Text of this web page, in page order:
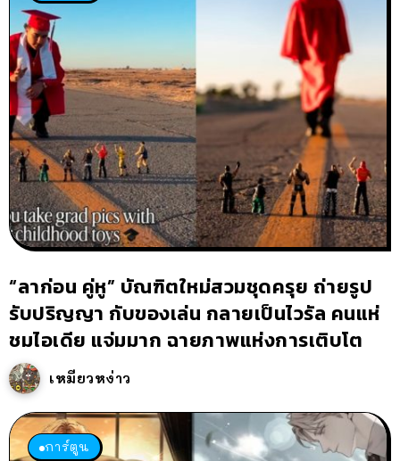
“ลาก่อน คู่หู” บัณฑิตใหม่สวมชุดครุย ถ่ายรูป
รับปริญญา กับของเล่น กลายเป็นไวรัล คนแห่
ชมไอเดีย แจ่มมาก ฉายภาพแห่งการเติบโต
เหมียวหง่าว
การ์ตูน